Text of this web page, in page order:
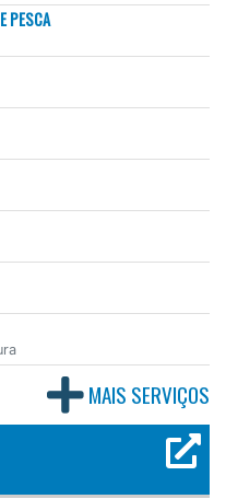
PESCA
MAIS SERVIÇOS